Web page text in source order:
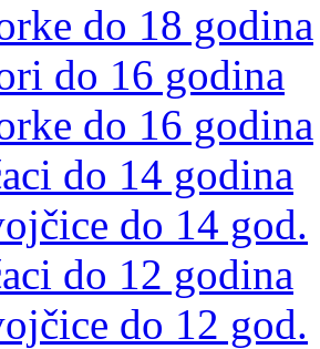
do 18 godina
do 16 godina
do 16 godina
do 14 godina
do 14 god.
do 12 godina
do 12 god.